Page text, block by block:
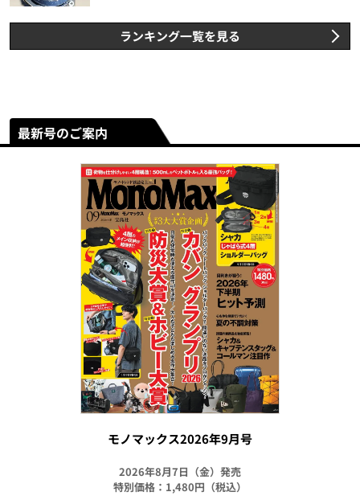
ランキング一覧を見る
最新号のご案内
モノマックス2026年9月号
2026年8月7日（金）発売
特別価格：1,480円（税込）